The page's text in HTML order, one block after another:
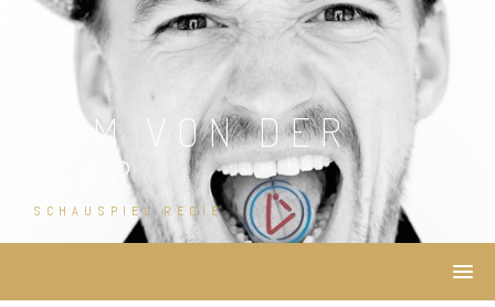
TOM VON DER
ISAR
SCHAUSPIEL REGIE